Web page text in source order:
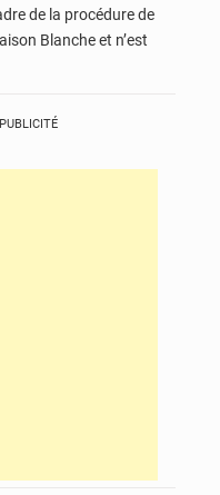
de la procédure de
Blanche et n’est